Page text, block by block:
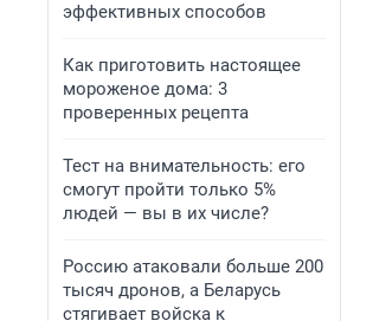
эффективных способов
Как приготовить настоящее
мороженое дома: 3
проверенных рецепта
Тест на внимательность: его
смогут пройти только 5%
людей — вы в их числе?
Россию атаковали больше 200
тысяч дронов, а Беларусь
стягивает войска к